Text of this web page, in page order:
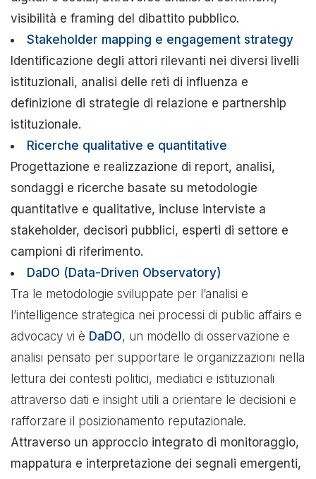
visibilità e framing del dibattito pubblico.
Stakeholder mapping e engagement strategy
Identificazione degli attori rilevanti nei diversi livelli
istituzionali, analisi delle reti di influenza e
definizione di strategie di relazione e partnership
istituzionale.
Ricerche qualitative e quantitative
Progettazione e realizzazione di report, analisi,
sondaggi e ricerche basate su metodologie
quantitative e qualitative, incluse interviste a
stakeholder, decisori pubblici, esperti di settore e
campioni di riferimento.
DaDO (Data-Driven Observatory)
Tra le metodologie sviluppate per l’analisi e
l’intelligence strategica nei processi di public affairs e
advocacy vi è DaDO, un modello di osservazione e
analisi pensato per supportare le organizzazioni nella
lettura dei contesti politici, mediatici e istituzionali
attraverso dati e insight utili a orientare le decisioni e
rafforzare il posizionamento reputazionale.
Attraverso un approccio integrato di monitoraggio,
mappatura e interpretazione dei segnali emergenti,